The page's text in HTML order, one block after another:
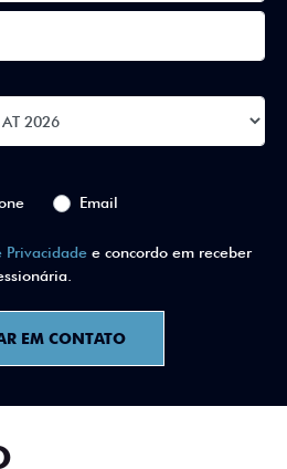
Email
Privacidade e concordo em receber
EM CONTATO